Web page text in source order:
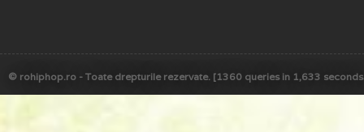
© rohiphop.ro - Toate drepturile rezervate. [1360 queries in 1,633